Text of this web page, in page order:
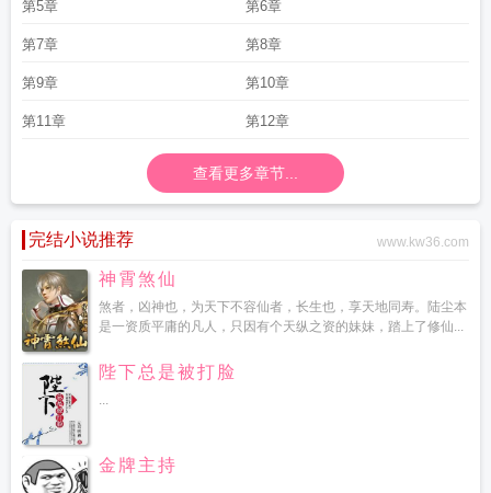
第5章 第6章
第7章 第8章
第9章 第10章
第11章 第12章
查看更多章节...
完结小说推荐 www.kw36.com
神霄煞仙
煞者，凶神也，为天下不容仙者，长生也，享天地同寿。陆尘本
是一资质平庸的凡人，只因有个天纵之资的妹妹，踏上了修仙...
陛下总是被打脸
...
金牌主持